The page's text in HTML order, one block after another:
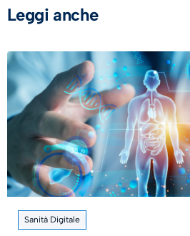
Leggi anche
Sanità Digitale